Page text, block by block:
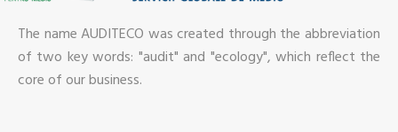
The name AUDITECO was created through the abbreviation
of two key words: "audit" and "ecology", which reflect the
core of our business.